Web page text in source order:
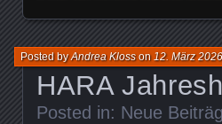
HARA
Posted byAndrea Klosson12. März 2026
Posted in: Neue